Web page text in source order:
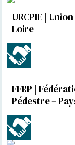
URCPIE |
Loire
FFRP |
Pédestre –